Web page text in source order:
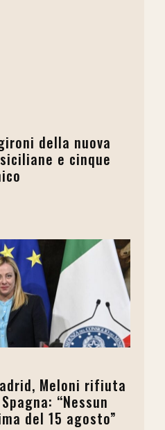
della nuova
e cinque
Meloni rifiuta
“Nessun
del 15 agosto”